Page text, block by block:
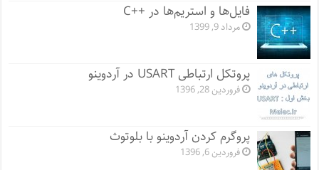
فایل‌ها و استریم‌ها در ++C
مرداد 9, 1399
پروتکل ارتباطی USART در آردوینو
فروردین 28, 1396
پروگرم کردن آردوینو با بلوتوث
فروردین 6, 1396